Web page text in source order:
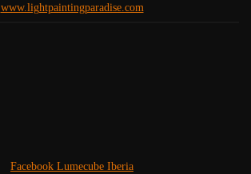
www.lightpaintingparadise.com
Facebook Lumecube Iberia